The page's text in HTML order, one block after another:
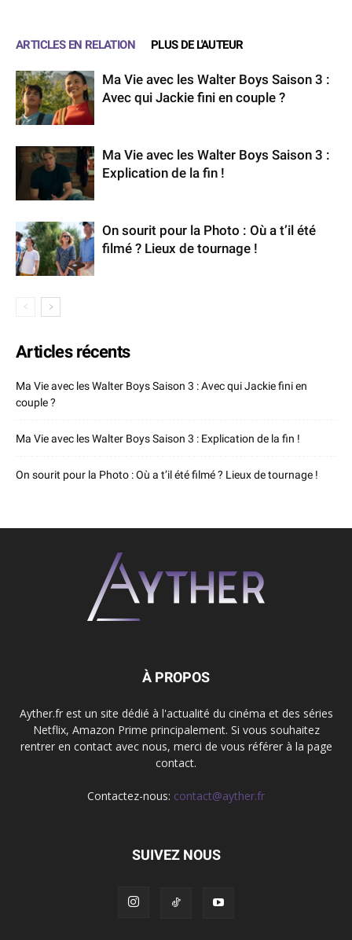
ARTICLES EN RELATION PLUS DE L'AUTEUR
Ma Vie avec les Walter Boys Saison 3 :
Avec qui Jackie fini en couple ?
Ma Vie avec les Walter Boys Saison 3 :
Explication de la fin !
On sourit pour la Photo : Où a t’il été
filmé ? Lieux de tournage !
Articles récents
Ma Vie avec les Walter Boys Saison 3 : Avec qui Jackie fini en
couple ?
Ma Vie avec les Walter Boys Saison 3 : Explication de la fin !
On sourit pour la Photo : Où a t’il été filmé ? Lieux de tournage !
À PROPOS
Ayther.fr est un site dédié à l'actualité du cinéma et des séries
Netflix, Amazon Prime principalement. Si vous souhaitez
rentrer en contact avec nous, merci de vous référer à la page
contact.
Contactez-nous: contact@ayther.fr
SUIVEZ NOUS